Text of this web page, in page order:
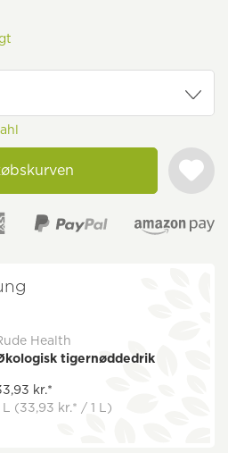
Health
tigernøddedrik
kr.*
L (33,93 kr.* / 1 L)